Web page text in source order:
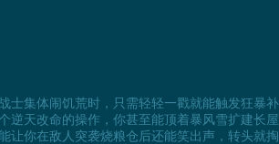
士集体闹饥荒时，只需轻轻一戳就能触发狂暴
逆天改命的操作，你甚至能顶着暴风雪扩建长
让你在敌人突袭烧粮仓后还能笑出声，转头就